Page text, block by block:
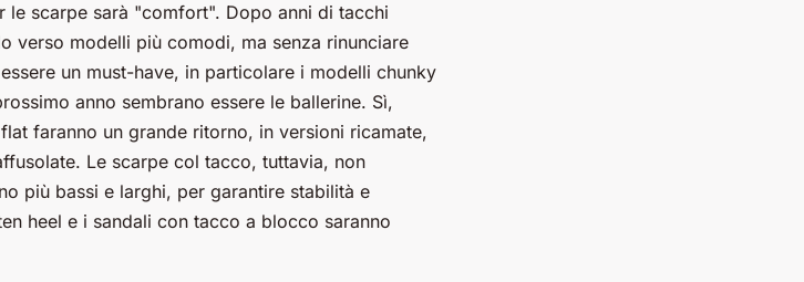
le scarpe sarà "comfort". Dopo anni di tacchi
verso modelli più comodi, ma senza rinunciare
un must-have, in particolare i modelli chunky
anno sembrano essere le ballerine. Sì,
faranno un grande ritorno, in versioni ricamate,
Le scarpe col tacco, tuttavia, non
più bassi e larghi, per garantire stabilità e
heel e i sandali con tacco a blocco saranno